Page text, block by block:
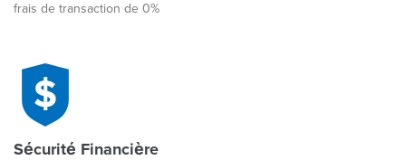
frais de transaction de 0%
Sécurité Financière